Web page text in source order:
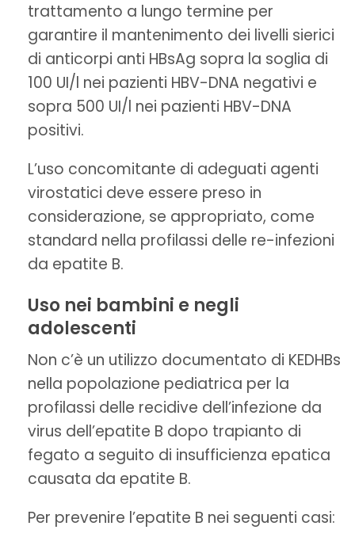
trattamento a lungo termine per
garantire il mantenimento dei livelli sierici
di anticorpi anti HBsAg sopra la soglia di
100 UI/l nei pazienti HBV-DNA negativi e
sopra 500 UI/l nei pazienti HBV-DNA
positivi.
L’uso concomitante di adeguati agenti
virostatici deve essere preso in
considerazione, se appropriato, come
standard nella profilassi delle re-infezioni
da epatite B.
Uso nei bambini e negli
adolescenti
Non c’è un utilizzo documentato di KEDHBs
nella popolazione pediatrica per la
profilassi delle recidive dell’infezione da
virus dell’epatite B dopo trapianto di
fegato a seguito di insufficienza epatica
causata da epatite B.
Per prevenire l’epatite B nei seguenti casi: